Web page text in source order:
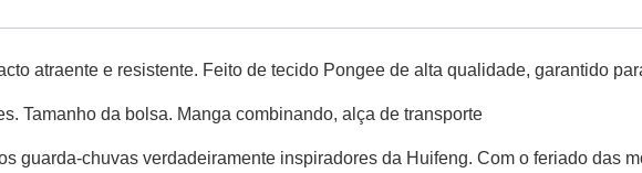
atraente e resistente. Feito de tecido Pongee de alta qualidade, garantido
Tamanho da bolsa. Manga combinando, alça de transporte
guarda-chuvas verdadeiramente inspiradores da Huifeng. Com o feriado das